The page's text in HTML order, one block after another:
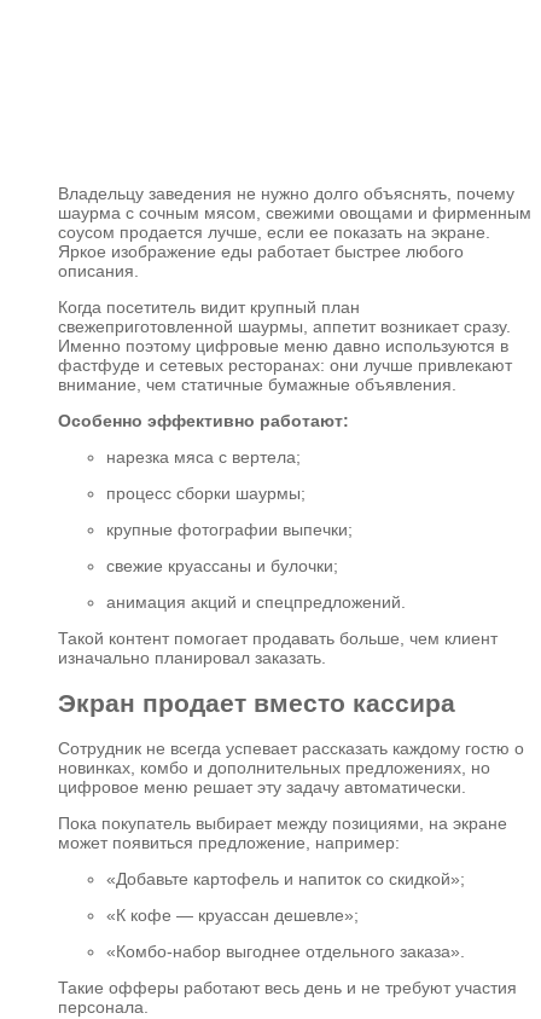
Владельцу заведения не нужно долго объяснять, почему
шаурма с сочным мясом, свежими овощами и фирменным
соусом продается лучше, если ее показать на экране.
Яркое изображение еды работает быстрее любого
описания.
Когда посетитель видит крупный план
свежеприготовленной шаурмы, аппетит возникает сразу.
Именно поэтому цифровые меню давно используются в
фастфуде и сетевых ресторанах: они лучше привлекают
внимание, чем статичные бумажные объявления.
Особенно эффективно работают:
нарезка мяса с вертела;
процесс сборки шаурмы;
крупные фотографии выпечки;
свежие круассаны и булочки;
анимация акций и спецпредложений.
Такой контент помогает продавать больше, чем клиент
изначально планировал заказать.
Экран продает вместо кассира
Сотрудник не всегда успевает рассказать каждому гостю о
новинках, комбо и дополнительных предложениях, но
цифровое меню решает эту задачу автоматически.
Пока покупатель выбирает между позициями, на экране
может появиться предложение, например:
«Добавьте картофель и напиток со скидкой»;
«К кофе — круассан дешевле»;
«Комбо-набор выгоднее отдельного заказа».
Такие офферы работают весь день и не требуют участия
персонала.